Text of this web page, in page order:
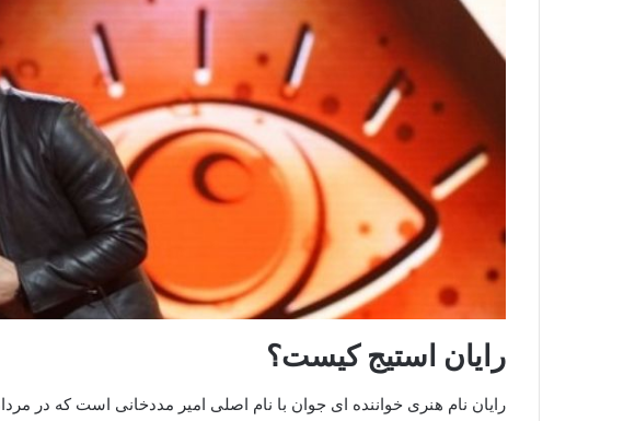
رایان استیج کیست؟